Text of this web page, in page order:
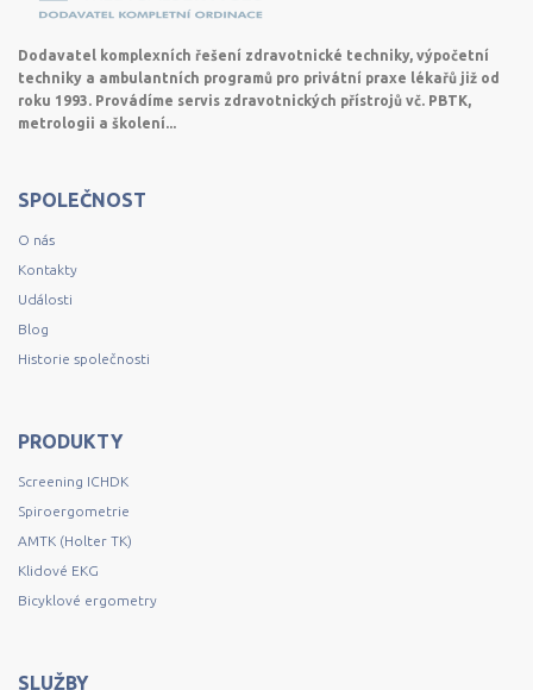
Dodavatel komplexních řešení zdravotnické techniky, výpočetní
techniky a ambulantních programů pro privátní praxe lékařů již od
roku 1993. Provádíme servis zdravotnických přístrojů vč. PBTK,
metrologii a školení...
SPOLEČNOST
O nás
Kontakty
Události
Blog
Historie společnosti
PRODUKTY
Screening ICHDK
Spiroergometrie
AMTK (Holter TK)
Klidové EKG
Bicyklové ergometry
SLUŽBY